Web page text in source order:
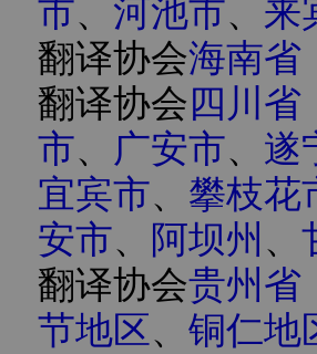
市、 河池市、 来
翻译协会海南省
翻译协会四川省
市、 广安市、 遂
宜宾市、 攀枝花
安市、 阿坝州 、
翻译协会贵州省
节地区 、 铜仁地